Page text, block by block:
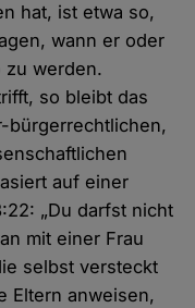
hat, ist etwa so,
wann er oder
zu werden.
so bleibt das
bürgerrechtlichen,
auf einer
„Du darfst nicht
mit einer Frau
selbst versteckt
Eltern anweisen,